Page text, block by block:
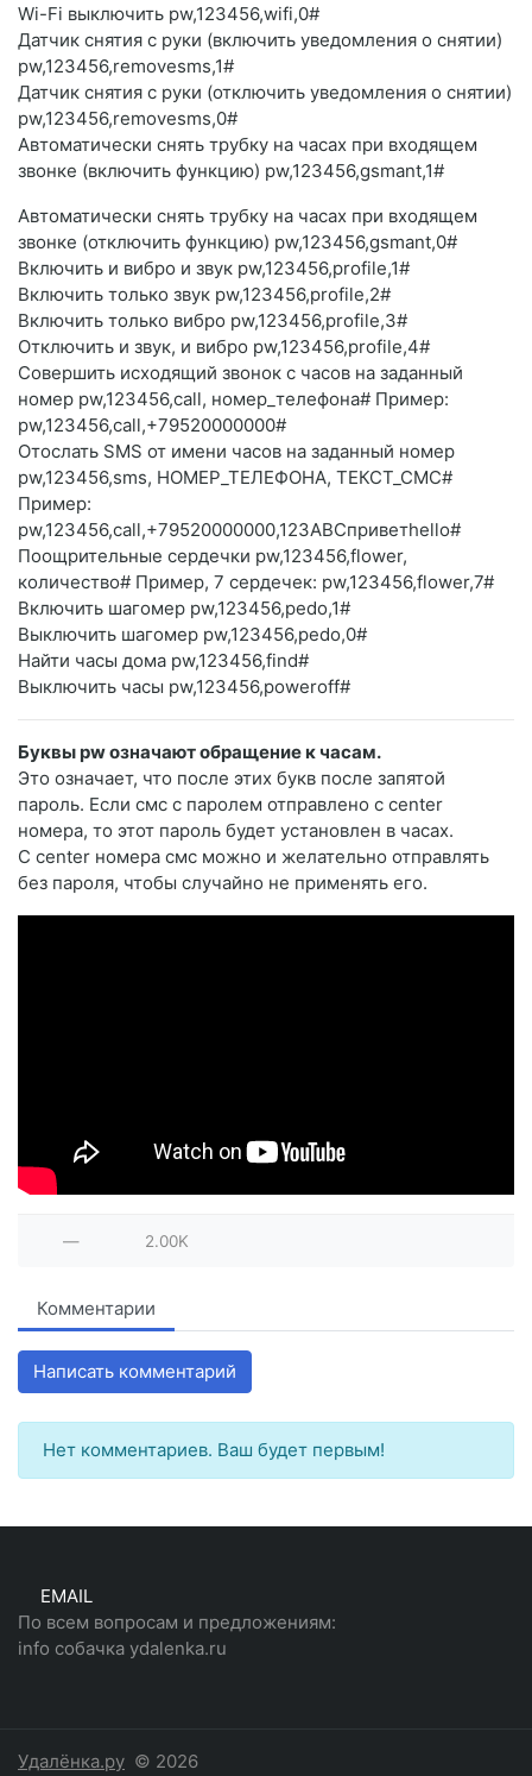
Wi-Fi выключить pw,123456,wifi,0#
Датчик снятия с руки (включить уведомления о снятии)
pw,123456,removesms,1#
Датчик снятия с руки (отключить уведомления о снятии)
pw,123456,removesms,0#
Автоматически снять трубку на часах при входящем
звонке (включить функцию) pw,123456,gsmant,1#
Автоматически снять трубку на часах при входящем
звонке (отключить функцию) pw,123456,gsmant,0#
Включить и вибро и звук pw,123456,profile,1#
Включить только звук pw,123456,profile,2#
Включить только вибро pw,123456,profile,3#
Отключить и звук, и вибро pw,123456,profile,4#
Совершить исходящий звонок с часов на заданный
номер pw,123456,call, номер_телефона# Пример:
pw,123456,call,+79520000000#
Отослать SMS от имени часов на заданный номер
pw,123456,sms, НОМЕР_ТЕЛЕФОНА, ТЕКСТ_СМС#
Пример:
pw,123456,call,+79520000000,123ABCприветhello#
Поощрительные сердечки pw,123456,flower,
количество# Пример, 7 сердечек: pw,123456,flower,7#
Включить шагомер pw,123456,pedo,1#
Выключить шагомер pw,123456,pedo,0#
Найти часы дома pw,123456,find#
Выключить часы pw,123456,poweroff#
Буквы pw означают обращение к часам.
Это означает, что после этих букв после запятой
пароль. Если смс с паролем отправлено с center
номера, то этот пароль будет установлен в часах.
С center номера смс можно и желательно отправлять
без пароля, чтобы случайно не применять его.
— 2.00K
Комментарии
Написать комментарий
Нет комментариев. Ваш будет первым!
EMAIL
По всем вопросам и предложениям:
info собачка ydalenka.ru
Удалёнка.ру © 2026